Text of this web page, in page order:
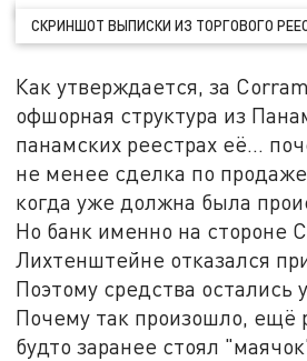
СКРИНШОТ ВЫПИСКИ ИЗ ТОРГОВОГО
Как утверждается, за
офшорная структура из
панамских реестрах её...
не менее сделка по
когда уже должна была
Но банк именно на стороне
Лихтенштейне отказался
Поэтому средства остались
Почему так произошло, ещё
будто заранее стоял